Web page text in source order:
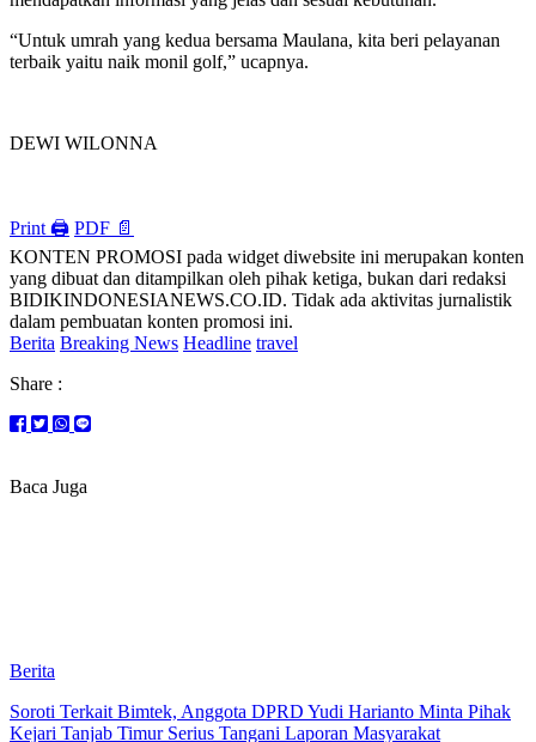
“Untuk umrah yang kedua bersama Maulana, kita beri pelayanan
terbaik yaitu naik monil golf,” ucapnya.
DEWI WILONNA
Print 🖨 PDF 📄
KONTEN PROMOSI pada widget diwebsite ini merupakan konten
yang dibuat dan ditampilkan oleh pihak ketiga, bukan dari redaksi
BIDIKINDONESIANEWS.CO.ID. Tidak ada aktivitas jurnalistik
dalam pembuatan konten promosi ini.
Berita Breaking News Headline travel
Share :
Baca Juga
Berita
Soroti Terkait Bimtek, Anggota DPRD Yudi Harianto Minta Pihak
Kejari Tanjab Timur Serius Tangani Laporan Masyarakat